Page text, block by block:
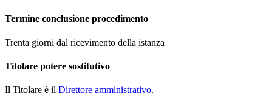
Termine conclusione procedimento
Trenta giorni dal ricevimento della istanza
Titolare potere sostitutivo
Il Titolare è il Direttore amministrativo.